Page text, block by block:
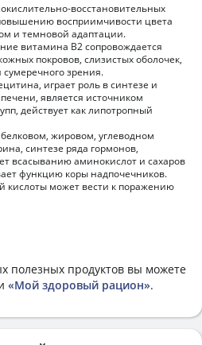
окислительно-восстановительных
восприимчивости цвета
и темновой адаптации.
витамина В2 сопровождается
покровов, слизистых оболочек,
зрения.
играет роль в синтезе и
является источником
действует как липотропный
белковом, жировом, углеводном
синтезе ряда гормонов,
всасыванию аминокислот и сахаров
функцию коры надпочечников.
кислоты может вести к поражению
полезных продуктов вы можете
«Мой здоровый рацион».